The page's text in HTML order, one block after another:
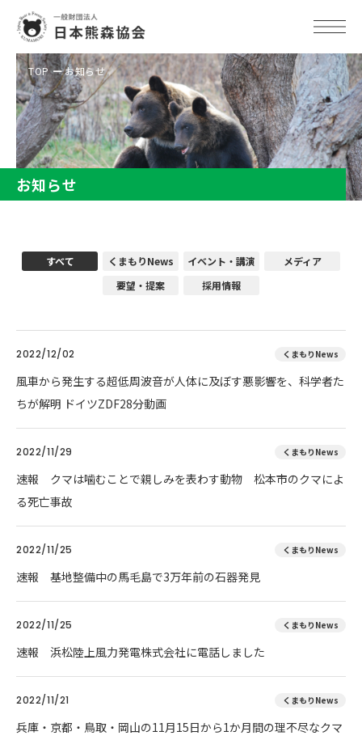
TOP お知らせ
お知らせ
すべて くまもりNews イベント・講演
メディア
要望・提案
採用情報
2022/12/02 くまもりNews
風車から発生する超低周波音が人体に及ぼす悪影響を、科学者た
ちが解明 ドイツZDF28分動画
2022/11/29 くまもりNews
速報 クマは噛むことで親しみを表わす動物 松本市のクマによ
る死亡事故
2022/11/25 くまもりNews
速報 基地整備中の馬毛島で3万年前の石器発見
2022/11/25 くまもりNews
速報 浜松陸上風力発電株式会社に電話しました
2022/11/21 くまもりNews
兵庫・京都・鳥取・岡山の11月15日から1か月間の理不尽なクマ